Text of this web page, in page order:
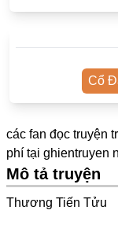
Adult
Mature
Trọng Sinh
Cổ
các fan đọc truyện
phí tại ghientruyen
Mô tả truyện
Thương Tiến Tửu